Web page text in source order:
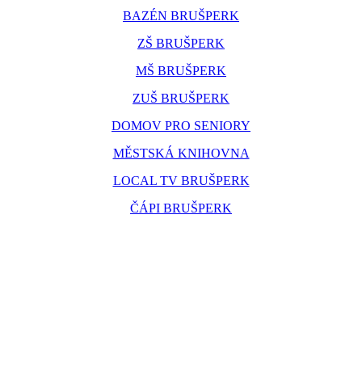
BAZÉN BRUŠPERK
ZŠ BRUŠPERK
MŠ BRUŠPERK
ZUŠ BRUŠPERK
DOMOV PRO SENIORY
MĚSTSKÁ KNIHOVNA
LOCAL TV BRUŠPERK
ČÁPI BRUŠPERK